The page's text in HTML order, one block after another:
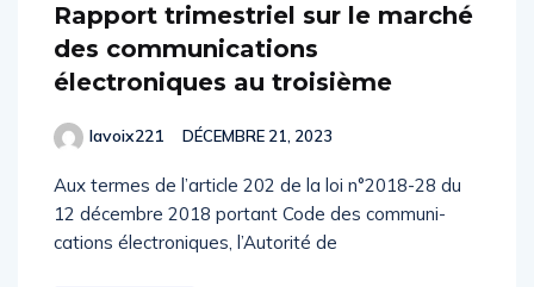
Rapport trimestriel sur le marché
des communications
électroniques au troisième
lavoix221 DÉCEMBRE 21, 2023
Aux termes de l’article 202 de la loi n°2018-28 du
12 décembre 2018 portant Code des communi­
cations électroniques, l’Autorité de